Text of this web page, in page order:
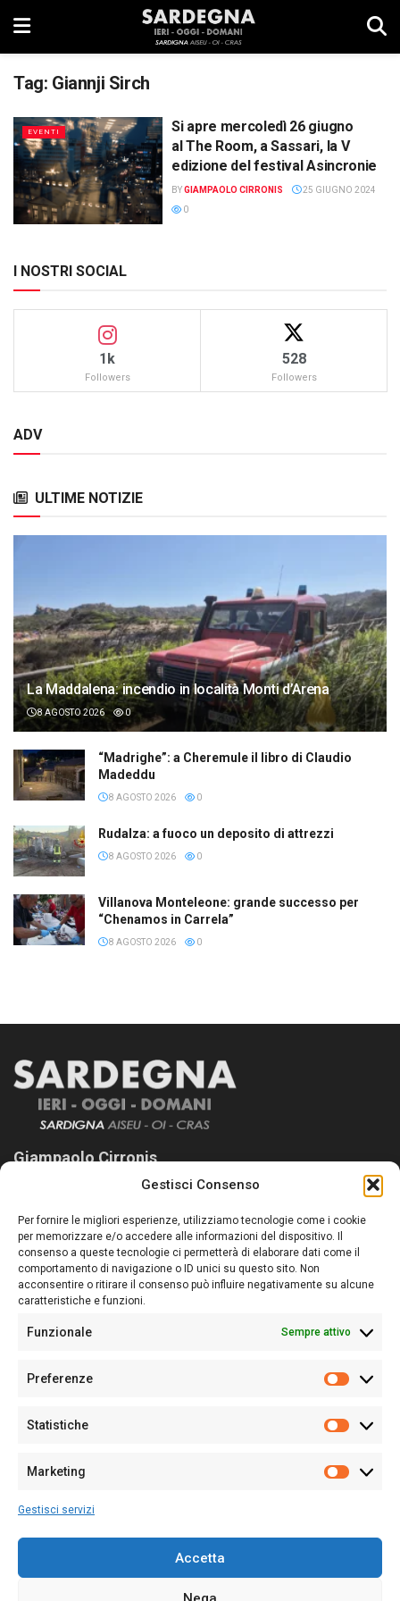
Gestisci Consenso
Per fornire le migliori esperienze, utilizziamo tecnologie come i cookie
per memorizzare e/o accedere alle informazioni del dispositivo. Il
consenso a queste tecnologie ci permetterà di elaborare dati come il
comportamento di navigazione o ID unici su questo sito. Non
acconsentire o ritirare il consenso può influire negativamente su alcune
caratteristiche e funzioni.
Funzionale Sempre attivo
Preferenze
Statistiche
Marketing
Gestisci servizi
Accetta
Tag: Giannji Sirch
EVENTI
Si apre mercoledì 26 giugno
al The Room, a Sassari, la V
edizione del festival Asincronie
BYGIAMPAOLO CIRRONIS
25 GIUGNO 2024
0
I NOSTRI SOCIAL
1k
Followers
528
Followers
ADV
ULTIME NOTIZIE
La Maddalena: incendio in località Monti d’Arena
8 AGOSTO 2026 0
“Madrighe”: a Cheremule il libro di Claudio
Madeddu
8 AGOSTO 2026 0
Rudalza: a fuoco un deposito di attrezzi
8 AGOSTO 2026 0
Villanova Monteleone: grande successo per
“Chenamos in Carrela”
8 AGOSTO 2026 0
Giampaolo Cirronis
Sardegna Ieri-Oggi-Domani nasce per informare “liberamente” i
lettori su quanto accade in Sardegna, con un occhio rivolto al
nostro passato e, soprattutto, al nostro futuro
Follow Us
Sede:Via Cristoforo Colombo 09013 Carbonia
Partita IVA02270380922
128/2020 del 10/02/2020
Per la Pubblicità: